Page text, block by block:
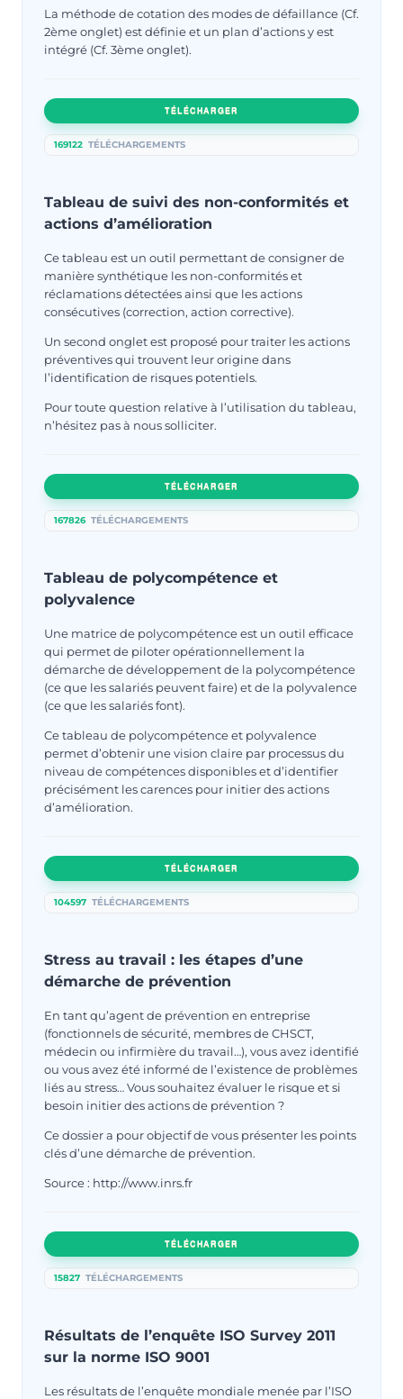
La méthode de cotation des modes de défaillance (Cf.
2ème onglet) est définie et un plan d’actions y est
intégré (Cf. 3ème onglet).
TÉLÉCHARGER
169122 TÉLÉCHARGEMENTS
Tableau de suivi des non-conformités et
actions d’amélioration
Ce tableau est un outil permettant de consigner de
manière synthétique les non-conformités et
réclamations détectées ainsi que les actions
consécutives (correction, action corrective).
Un second onglet est proposé pour traiter les actions
préventives qui trouvent leur origine dans
l’identification de risques potentiels.
Pour toute question relative à l’utilisation du tableau,
n’hésitez pas à nous solliciter.
TÉLÉCHARGER
167826 TÉLÉCHARGEMENTS
Tableau de polycompétence et
polyvalence
Une matrice de polycompétence est un outil efficace
qui permet de piloter opérationnellement la
démarche de développement de la polycompétence
(ce que les salariés peuvent faire) et de la polyvalence
(ce que les salariés font).
Ce tableau de polycompétence et polyvalence
permet d’obtenir une vision claire par processus du
niveau de compétences disponibles et d’identifier
précisément les carences pour initier des actions
d’amélioration.
TÉLÉCHARGER
104597 TÉLÉCHARGEMENTS
Stress au travail : les étapes d’une
démarche de prévention
En tant qu’agent de prévention en entreprise
(fonctionnels de sécurité, membres de CHSCT,
médecin ou infirmière du travail…), vous avez identifié
ou vous avez été informé de l’existence de problèmes
liés au stress… Vous souhaitez évaluer le risque et si
besoin initier des actions de prévention ?
Ce dossier a pour objectif de vous présenter les points
clés d’une démarche de prévention.
Source : http://www.inrs.fr
TÉLÉCHARGER
15827 TÉLÉCHARGEMENTS
Résultats de l’enquête ISO Survey 2011
sur la norme ISO 9001
Les résultats de l’enquête mondiale menée par l’ISO